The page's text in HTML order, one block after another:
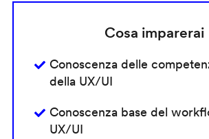
Cosa imparerai
Conoscenza delle
della UX/UI
Conoscenza base del
UX/UI